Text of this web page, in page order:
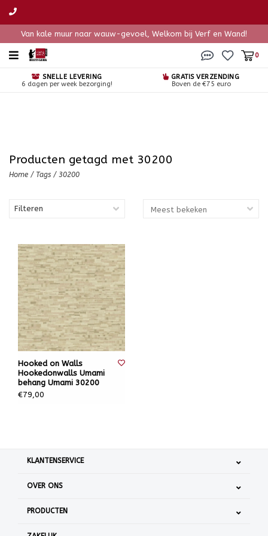
Van kale muur naar wauw-gevoel, Welkom bij Verf en Wand!
0
SNELLE LEVERING
6 dagen per week bezorging!
GRATIS VERZENDING
Boven de €75 euro
Producten getagd met 30200
Home / Tags / 30200
Filteren
Hooked on Walls
Hookedonwalls Umami
behang Umami 30200
€79,00
KLANTENSERVICE
OVER ONS
PRODUCTEN